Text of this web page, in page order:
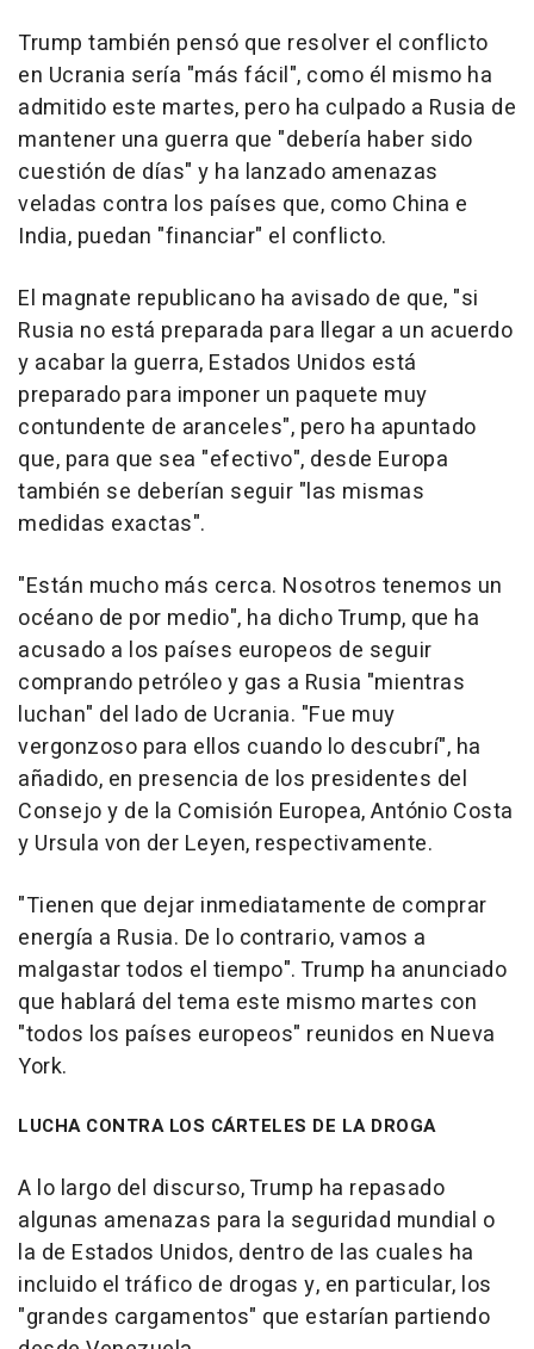
Trump también pensó que resolver el conflicto
en Ucrania sería "más fácil", como él mismo ha
admitido este martes, pero ha culpado a Rusia de
mantener una guerra que "debería haber sido
cuestión de días" y ha lanzado amenazas
veladas contra los países que, como China e
India, puedan "financiar" el conflicto.
El magnate republicano ha avisado de que, "si
Rusia no está preparada para llegar a un acuerdo
y acabar la guerra, Estados Unidos está
preparado para imponer un paquete muy
contundente de aranceles", pero ha apuntado
que, para que sea "efectivo", desde Europa
también se deberían seguir "las mismas
medidas exactas".
"Están mucho más cerca. Nosotros tenemos un
océano de por medio", ha dicho Trump, que ha
acusado a los países europeos de seguir
comprando petróleo y gas a Rusia "mientras
luchan" del lado de Ucrania. "Fue muy
vergonzoso para ellos cuando lo descubrí", ha
añadido, en presencia de los presidentes del
Consejo y de la Comisión Europea, António Costa
y Ursula von der Leyen, respectivamente.
"Tienen que dejar inmediatamente de comprar
energía a Rusia. De lo contrario, vamos a
malgastar todos el tiempo". Trump ha anunciado
que hablará del tema este mismo martes con
"todos los países europeos" reunidos en Nueva
York.
LUCHA CONTRA LOS CÁRTELES DE LA DROGA
A lo largo del discurso, Trump ha repasado
algunas amenazas para la seguridad mundial o
la de Estados Unidos, dentro de las cuales ha
incluido el tráfico de drogas y, en particular, los
"grandes cargamentos" que estarían partiendo